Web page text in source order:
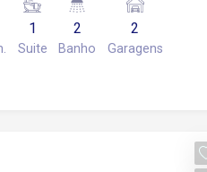
totalmente
com armários, cooktop, forno
Área de serviço com
região estratégica com fácil
principais vias da cidade 2
1
Suite
2
Banho
2
Garagens